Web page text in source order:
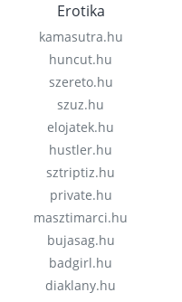
Erotika
kamasutra.hu
huncut.hu
szereto.hu
szuz.hu
elojatek.hu
hustler.hu
sztriptiz.hu
private.hu
masztimarci.hu
bujasag.hu
badgirl.hu
diaklany.hu